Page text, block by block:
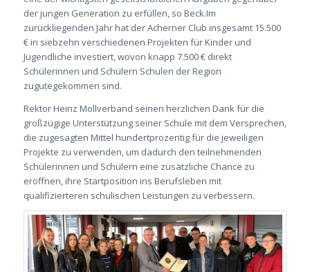
der jungen Generation zu erfüllen, so Beck.Im
zurückliegenden Jahr hat der Acherner Club insgesamt 15.500
€ in siebzehn verschiedenen Projekten für Kinder und
Jugendliche investiert, wovon knapp 7.500 € direkt
Schülerinnen und Schülern Schulen der Region
zugutegekommen sind.
Rektor Heinz Mollverband seinen herzlichen Dank für die
großzügige Unterstützung seiner Schule mit dem Versprechen,
die zugesagten Mittel hundertprozentig für die jeweiligen
Projekte zu verwenden, um dadurch den teilnehmenden
Schülerinnen und Schülern eine zusätzliche Chance zu
eröffnen, ihre Startposition ins Berufsleben mit
qualifizierteren schulischen Leistungen zu verbessern.